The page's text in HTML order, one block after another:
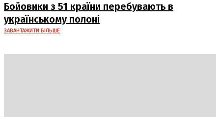
Бойовики з 51 країни перебувають в
українському полоні
ЗАВАНТАЖИТИ БІЛЬШЕ